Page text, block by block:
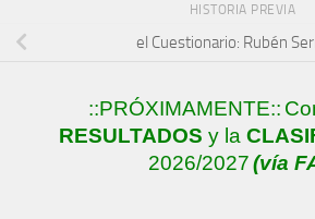
HISTORIA PREVIA
el Cuestionario: Rubén
::PRÓXIMAMENTE::
RESULTADOS y la
2026/2027(vía